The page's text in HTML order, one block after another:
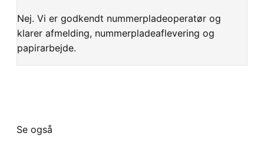
Nej. Vi er godkendt nummerpladeoperatør og
klarer afmelding, nummerpladeaflevering og
papirarbejde.
Se også